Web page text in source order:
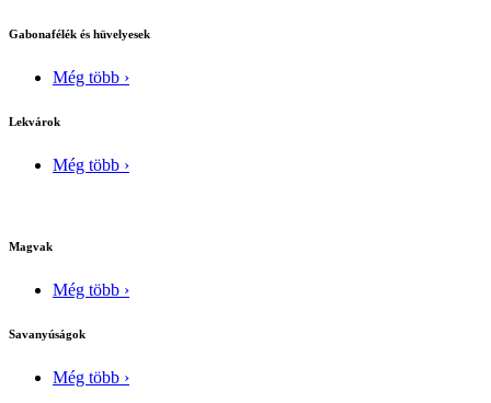
Gabonafélék és hüvelyesek
Még több ›
Lekvárok
Még több ›
Magvak
Még több ›
Savanyúságok
Még több ›